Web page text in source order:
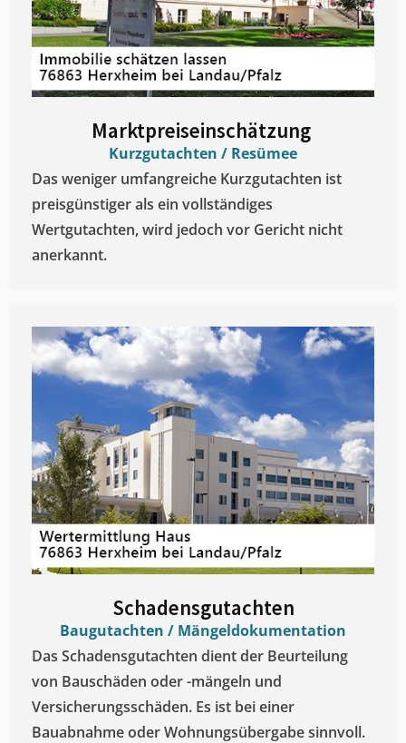
Marktpreiseinschätzung ​
Kurzgutachten / Resümee
Das weniger umfangreiche Kurzgutachten ist
preisgünstiger als ein vollständiges
Wertgutachten, wird jedoch vor Gericht nicht
anerkannt.
Schadensgutachten
Baugutachten / Mängeldokumentation
Das Schadensgutachten dient der Beurteilung
von Bauschäden oder -mängeln und
Versicherungsschäden. Es ist bei einer
Bauabnahme oder Wohnungsübergabe sinnvoll.